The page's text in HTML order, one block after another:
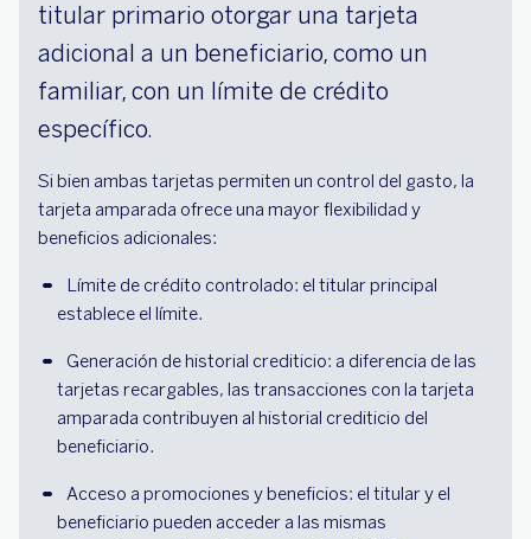
titular primario otorgar una tarjeta
adicional a un beneficiario, como un
familiar, con un límite de crédito
específico.
Si bien ambas tarjetas permiten un control del gasto, la
tarjeta amparada ofrece una mayor flexibilidad y
beneficios adicionales:
Límite de crédito controlado: el titular principal
establece el límite.
Generación de historial crediticio: a diferencia de las
tarjetas recargables, las transacciones con la tarjeta
amparada contribuyen al historial crediticio del
beneficiario.
Acceso a promociones y beneficios: el titular y el
beneficiario pueden acceder a las mismas